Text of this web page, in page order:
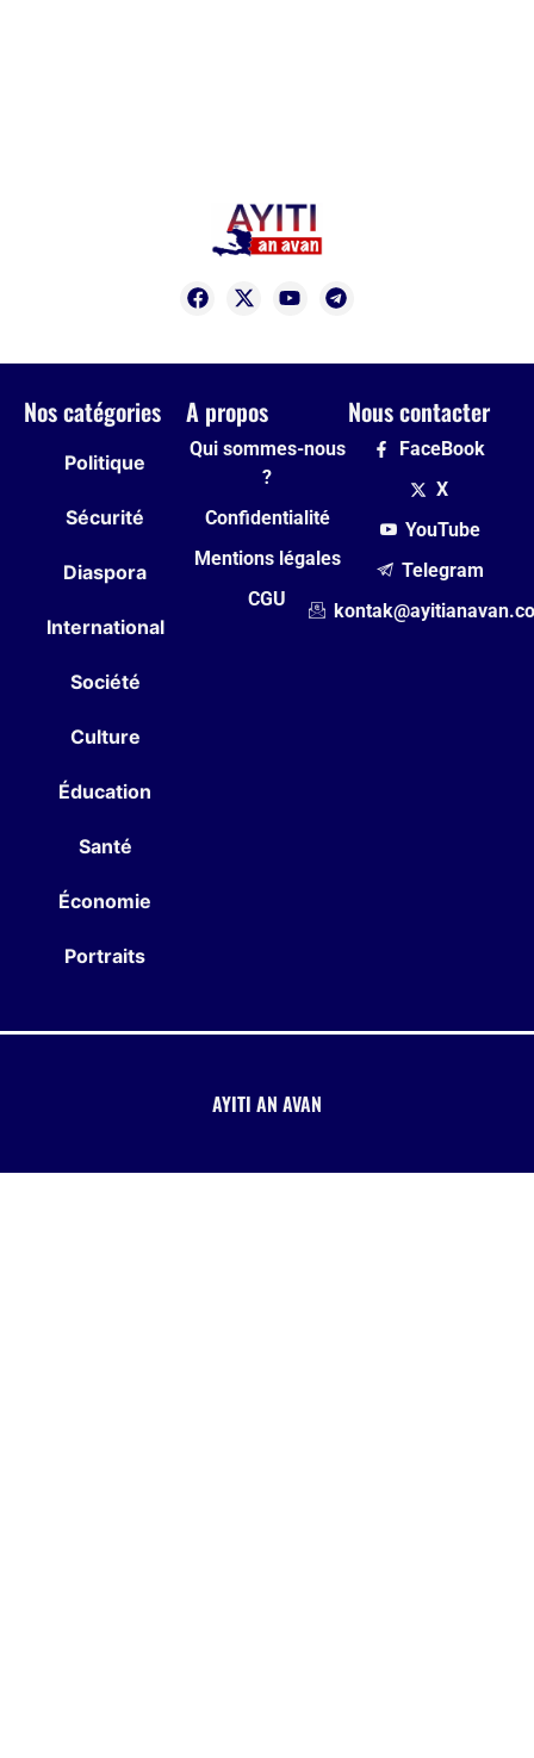
Nos catégories
Politique
Sécurité
Diaspora
International
Société
Culture
Éducation
Santé
Économie
Portraits
A propos
Qui sommes-nous
?
Confidentialité
Mentions légales
CGU
Nous contacter
FaceBook
X
YouTube
Telegram
AYITI AN AVAN